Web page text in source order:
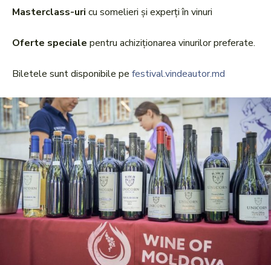
Masterclass-uri cu somelieri și experți în vinuri
Oferte speciale pentru achiziționarea vinurilor preferate.
Biletele sunt disponibile pe festival.vindeautor.md